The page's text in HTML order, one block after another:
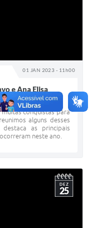
01 JAN 2023 - 11h00
e Ana Elisa
de trabalho
conquistas para
alguns desses
as principais
neste ano.
DEZ
25